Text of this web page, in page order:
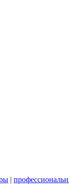
|